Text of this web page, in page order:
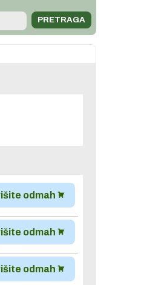
odmah
odmah
odmah